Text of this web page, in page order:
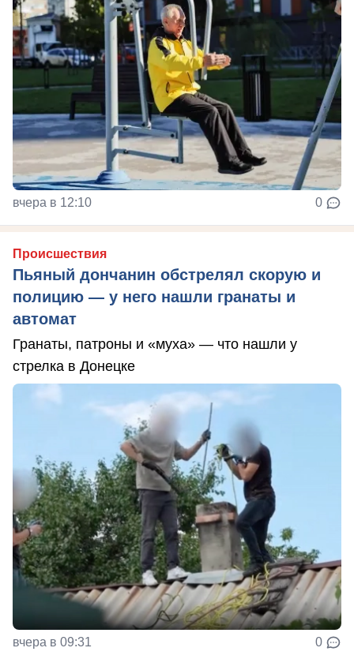
вчера в 12:10 0
Происшествия
Пьяный дончанин обстрелял скорую и
полицию — у него нашли гранаты и
автомат
Гранаты, патроны и «муха» — что нашли у
стрелка в Донецке
вчера в 09:31 0